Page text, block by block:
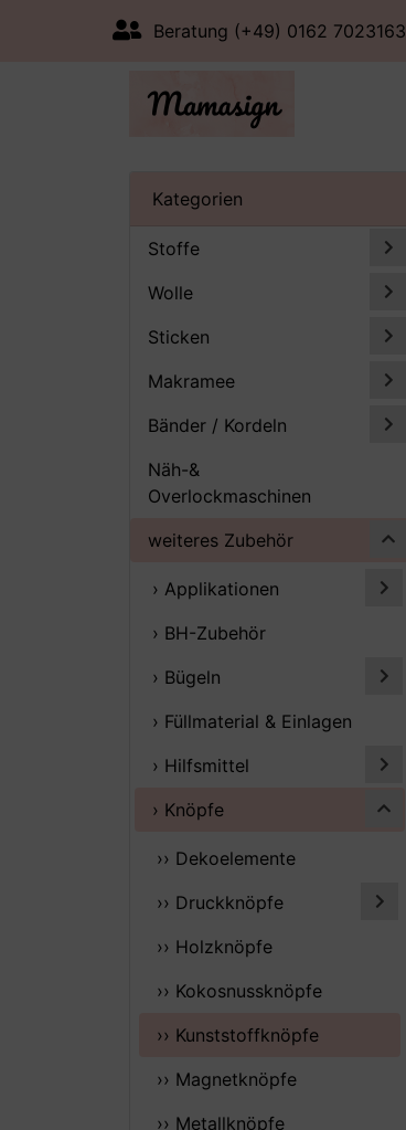
Beratung (+49) 0162 7023163
Kategorien
Stoffe
Wolle
Sticken
Makramee
Bänder / Kordeln
Näh-&
Overlockmaschinen
weiteres Zubehör
› Applikationen
› BH-Zubehör
› Bügeln
› Füllmaterial & Einlagen
› Hilfsmittel
› Knöpfe
›› Dekoelemente
›› Druckknöpfe
›› Holzknöpfe
›› Kokosnussknöpfe
›› Kunststoffknöpfe
›› Magnetknöpfe
›› Metallknöpfe